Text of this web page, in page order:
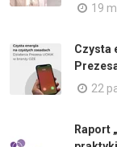
19
Czysta
22
Raport